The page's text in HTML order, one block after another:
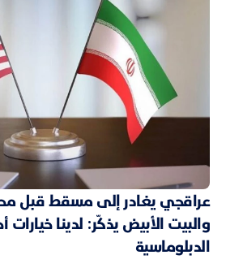
عراقجي يغادر إلى مسقط قبل
والبيت الأبيض يذكّر: لدينا خيارات
الدبلوماسية